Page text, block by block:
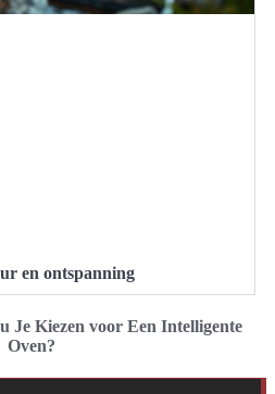
en ontspanning
Je Kiezen voor Een Intelligente
Oven?